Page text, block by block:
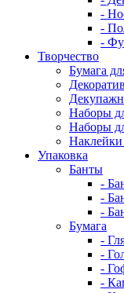
-
-
-
Творчество
Бумага
Наборы
Наборы
Упаковка
Банты
-
-
-
Бумага
-
-
-
-